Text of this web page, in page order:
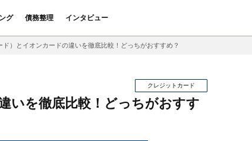
グ 債務整理 インタビュー
ド）とイオンカードの違いを徹底比較！どっちがおすすめ？
クレジットカード
いを徹底比較！どっちがおすす